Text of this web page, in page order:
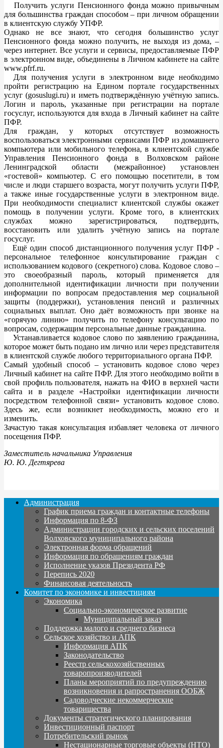
Получить услуги Пенсионного фонда можно привычным
для большинства граждан способом – при личном обращении
в клиентскую службу УПФР.
Однако не все знают, что сегодня большинство услуг
Пенсионного фонда можно получить, не выходя из дома, –
через интернет. Все услуги и сервисы, предоставляемые ПФР
в электронном виде, объединены в Личном кабинете на сайте
www.pfrf.ru.
Для получения услуги в электронном виде необходимо
пройти регистрацию на Едином портале государственных
услуг (gosuslugi.ru) и иметь подтверждённую учётную запись.
Логин и пароль, указанные при регистрации на портале
госуслуг, используются для входа в Личный кабинет на сайте
ПФР.
Для граждан, у которых отсутствует возможность
воспользоваться электронными сервисами ПФР из домашнего
компьютера или мобильного телефона, в клиентской службе
Управления Пенсионного фонда в Волховском районе
Ленинградской области (межрайонное) установлен
«гостевой» компьютер. С его помощью посетители, в том
числе и люди старшего возраста, могут получить услуги ПФР,
а также иные государственные услуги в электронном виде.
При необходимости специалист клиентской службы окажет
помощь в получении услуги. Кроме того, в клиентских
службах можно зарегистрироваться, подтвердить,
восстановить или удалить учётную запись на портале
госуслуг.
Ещё один способ дистанционного получения услуг ПФР -
персональное телефонное консультирование граждан с
использованием кодового (секретного) слова. Кодовое слово –
это своеобразный пароль, который применяется для
дополнительной идентификации личности при получении
информации по вопросам предоставления мер социальной
защиты (поддержки), установления пенсий и различных
социальных выплат. Оно даёт возможность при звонке на
«горячую линию» получить по телефону консультацию по
вопросам, содержащим персональные данные гражданина.
Устанавливается кодовое слово по заявлению гражданина,
которое может быть подано им лично или через представителя
в клиентской службе любого территориального органа ПФР.
Самый удобный способ – установить кодовое слово через
Личный кабинет на сайте ПФР. Для этого необходимо войти в
свой профиль пользователя, нажать на ФИО в верхней части
сайта и в разделе «Настройки идентификации личности
посредством телефонной связи» установить кодовое слово.
Здесь же, если возникнет необходимость, можно его и
изменить.
Зачастую такая консультация избавляет человека от личного
посещения ПФР.
Заместитель начальника Управления
Ю. Ю. Дегтярева
Администрация
График приема граждан и контактные телефоны
Информация по 8-ФЗ
Администрации городских и сельских поселений
Волховского муниципального района
Электронная форма обращений
Информация по обращениям граждан
Исполнение указов Президента РФ
Перепись 2020
Финансовая деятельность
Комитет по экономике и инвестициям
Экономика
Социально-экономическое развитие
Муниципальный заказ
Поддержка малого и среднего бизнеса
Сельское хозяйство и АПК
Информация АПК
Законодательство
Реестр сельскохозяйственных
товаропроизводителей
Планы мероприятий по предупреждению
возникновения и рапространения ООБЖ
Садоводческие некоммерческие
товарищества
Документы стратегического планирования
Инвестиционный паспорт
Потребительский рынок
Нестационарные торговые объекты (НТО)